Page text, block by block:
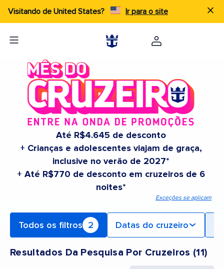
Visitando de United States? Ir para o site
Até R$4.645 de desconto
+ Crianças e adolescentes viajam de graça,
inclusive no verão de 2027*
+ Até R$770 de desconto em cruzeiros de 6
noites*
Exceções se aplicam
Todos os filtros 2 Datas do cruzeiro
Resultados Da Pesquisa Por Cruzeiros (11)